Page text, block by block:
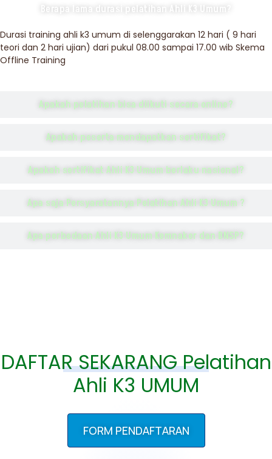
Berapa lama durasi pelatihan Ahli K3 Umum?
Apakah pelatihan bisa diikuti secara online?
Apakah peserta mendapatkan sertifikat?
Apakah sertifikat Ahli K3 Umum berlaku nasional?
Apa saja Persyaratannya Pelatihan Ahli K3 Umum ?
Apa perbedaan Ahli K3 Umum Kemnaker dan BNSP?
Durasi training ahli k3 umum di selenggarakan 12 hari ( 9 hari
teori dan 2 hari ujian) dari pukul 08.00 sampai 17.00 wib Skema
Offline Training
DAFTAR SEKARANG Pelatihan
Ahli K3 UMUM
FORM PENDAFTARAN